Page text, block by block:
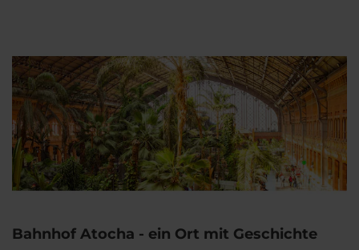
Bahnhof Atocha - ein Ort mit Geschichte